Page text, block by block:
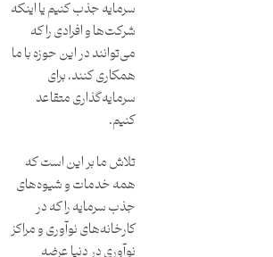
سرمایه جذب کنیم یا اینکه
شرکت‌ها و افرادی را که
می‌توانند در این حوزه با ما
همکاری کنند، برای
سرمایه‌گذاری متقاعد
کنیم.
تلاش ما بر این است که
همه خدمات و شیوه‌‎‌های
جذب سرمایه را که در
کارخانه‌های نوآوری و مراکز
نوآوری در دنیا عرضه